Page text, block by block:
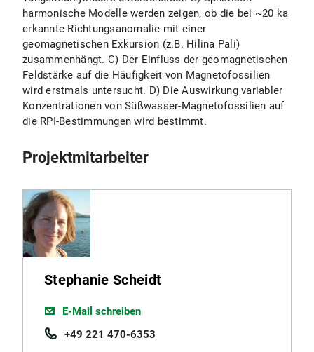
harmonische Modelle werden zeigen, ob die bei ~20 ka
erkannte Richtungsanomalie mit einer
geomagnetischen Exkursion (z.B. Hilina Pali)
zusammenhängt. C) Der Einfluss der geomagnetischen
Feldstärke auf die Häufigkeit von Magnetofossilien
wird erstmals untersucht. D) Die Auswirkung variabler
Konzentrationen von Süßwasser-Magnetofossilien auf
die RPI-Bestimmungen wird bestimmt.
Projektmitarbeiter
Stephanie Scheidt
E-Mail schreiben
+49 221 470-6353